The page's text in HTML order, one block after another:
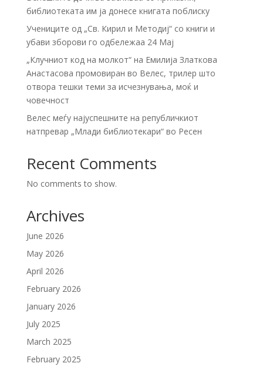
библиотеката им ја донесе книгата поблиску
Учениците од „Св. Кирил и Методиј“ со книги и
убави зборови го одбележаа 24 Мај
„Клучниот код на молкот“ на Емилија Златкова
Анастасова промовиран во Велес, трилер што
отвора тешки теми за исчезнувања, моќ и
човечност
Велес меѓу најуспешните на републичкиот
натпревар „Млади библиотекари“ во Ресен
Recent Comments
No comments to show.
Archives
June 2026
May 2026
April 2026
February 2026
January 2026
July 2025
March 2025
February 2025